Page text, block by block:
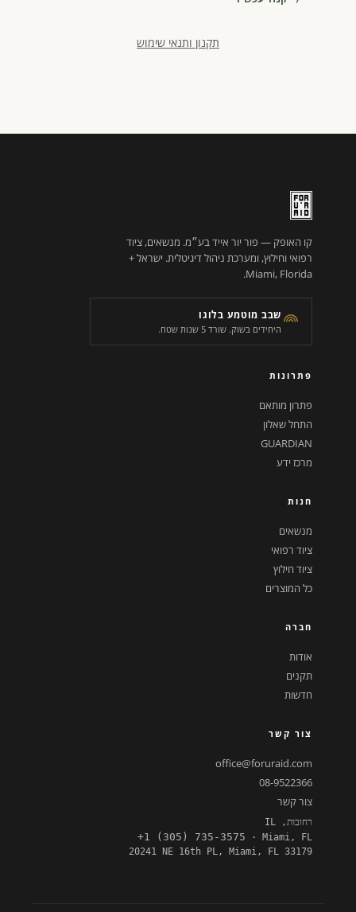
תקנון ותנאי שימוש
קו האופק — פור יור אייד בע״מ. מנשאים, ציוד
רפואי וחילוץ, ומערכת ניהול דיגיטלית. ישראל +
Miami, Florida.
שבב מוטמע בלוגו
היחידים בשוק. שורד 5 שנות שטח.
פתרונות
פתרון מותאם
התחל שאלון
GUARDIAN
מרכז ידע
חנות
מנשאים
ציוד רפואי
ציוד חילוץ
כל המוצרים
חברה
אודות
תקנים
חדשות
צור קשר
office@foruraid.com
08-9522366
צור קשר
רחובות, IL
+1 (305) 735-3575 · Miami, FL
20241 NE 16th PL, Miami, FL 33179